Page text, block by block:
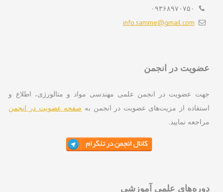
۰۹۳۶۸۹۷۰۷۵۰
info.samme@gmail.com
در انجمن
عضویت در انجمن علمی مهندسی مواد و متالورژی، اطلاع و
از مزیت‌های عضویت در انجمن بهصفحه عضویت در انجمن
نمایید.
علمی آموزشی